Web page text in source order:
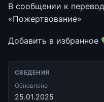
В сообщении к
«Пожертвование»
Добавить в избранное
СВЕДЕНИЯ
Обновлено
25.01.2025